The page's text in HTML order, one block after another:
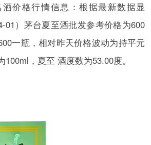
价格行情信息：根据最新数据显
01）茅台夏至酒批发参考价格为600
一瓶，相对昨天价格波动为持平元
，夏至 酒度数为53.00度。